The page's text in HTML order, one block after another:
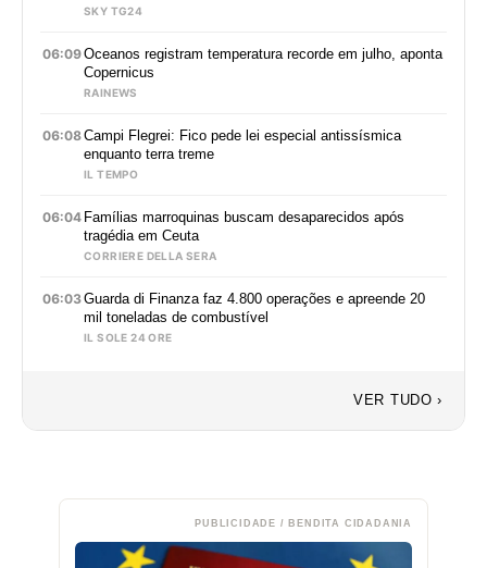
SKY TG24
06:09Oceanos registram temperatura recorde em julho, aponta
Copernicus
RAINEWS
06:08Campi Flegrei: Fico pede lei especial antissísmica
enquanto terra treme
IL TEMPO
06:04 Famílias marroquinas buscam desaparecidos após
tragédia em Ceuta
CORRIERE DELLA SERA
06:03Guarda di Finanza faz 4.800 operações e apreende 20
mil toneladas de combustível
IL SOLE 24 ORE
VER TUDO ›
PUBLICIDADE / BENDITA CIDADANIA